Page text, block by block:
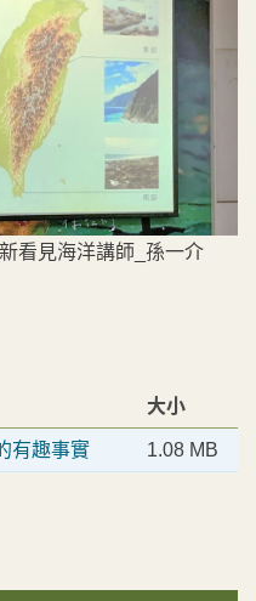
看見海洋講師_孫一介
大小
有趣事實 1.08 MB